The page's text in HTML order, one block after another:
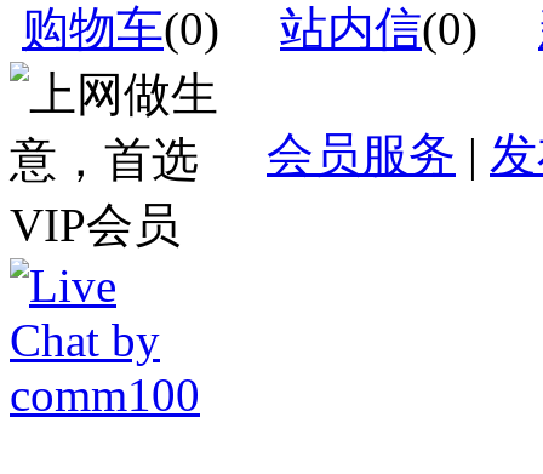
购物车(0) 站内信(0)
会员服务 |